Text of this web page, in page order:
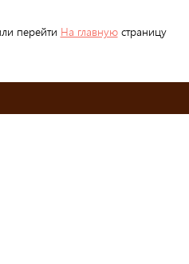
перейти На главнуюстраницу